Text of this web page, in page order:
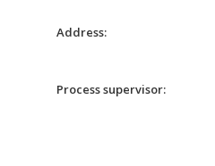
Address
Process supervisor